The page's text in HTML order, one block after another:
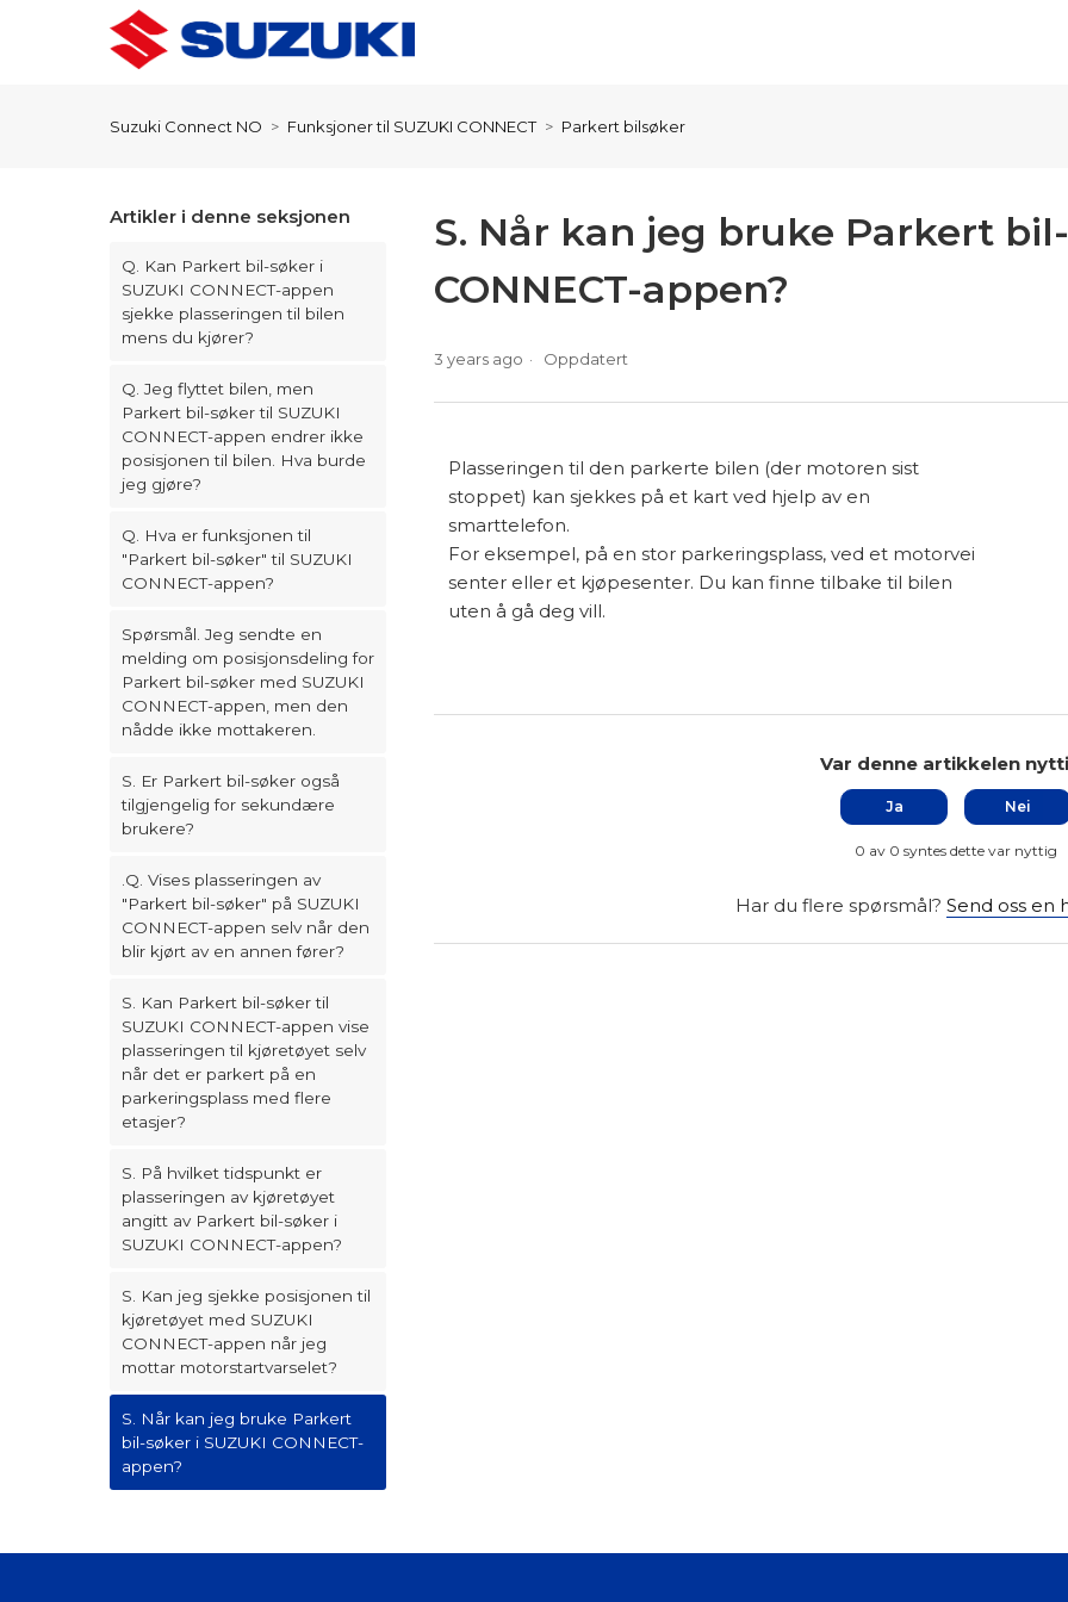
Suzuki Connect NO Funksjoner til SUZUKI CONNECT Parkert bilsøker
Artikler i denne seksjonen
Q. Kan Parkert bil-søker i
SUZUKI CONNECT-appen
sjekke plasseringen til bilen
mens du kjører?
Q. Jeg flyttet bilen, men
Parkert bil-søker til SUZUKI
CONNECT-appen endrer ikke
posisjonen til bilen. Hva burde
jeg gjøre?
Q. Hva er funksjonen til
"Parkert bil-søker" til SUZUKI
CONNECT-appen?
Spørsmål. Jeg sendte en
melding om posisjonsdeling for
Parkert bil-søker med SUZUKI
CONNECT-appen, men den
nådde ikke mottakeren.
S. Er Parkert bil-søker også
tilgjengelig for sekundære
brukere?
.Q. Vises plasseringen av
"Parkert bil-søker" på SUZUKI
CONNECT-appen selv når den
blir kjørt av en annen fører?
S. Kan Parkert bil-søker til
SUZUKI CONNECT-appen vise
plasseringen til kjøretøyet selv
når det er parkert på en
parkeringsplass med flere
etasjer?
S. På hvilket tidspunkt er
plasseringen av kjøretøyet
angitt av Parkert bil-søker i
SUZUKI CONNECT-appen?
S. Kan jeg sjekke posisjonen til
kjøretøyet med SUZUKI
CONNECT-appen når jeg
mottar motorstartvarselet?
S. Når kan jeg bruke Parkert
bil-søker i SUZUKI CONNECT-
appen?
S. Når kan jeg bruke Parkert
CONNECT-appen?
3 years ago Oppdatert
Plasseringen til den parkerte bilen (der motoren sist
stoppet) kan sjekkes på et kart ved hjelp av en
smarttelefon.
For eksempel, på en stor parkeringsplass, ved et motorvei
senter eller et kjøpesenter. Du kan finne tilbake til bilen
uten å gå deg vill.
Var denne artikkelen
Ja Nei
0 av 0 syntes dette var nyttig
Har du flere spørsmål? Send oss en